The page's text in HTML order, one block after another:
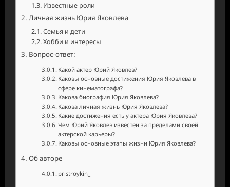
Известные роли
Личная жизнь Юрия Яковлева
Семья и дети
Хобби и интересы
Вопрос-ответ:
Какой актер Юрий Яковлев?
Каковы основные достижения Юрия Яковлева в
сфере кинематографа?
Какова биография Юрия Яковлева?
Какова личная жизнь Юрия Яковлева?
Какие достижения есть у актера Юрия Яковлева?
Чем Юрий Яковлев известен за пределами своей
актерской карьеры?
Каковы основные этапы жизни Юрия Яковлева?
Об авторе
pristroykin_